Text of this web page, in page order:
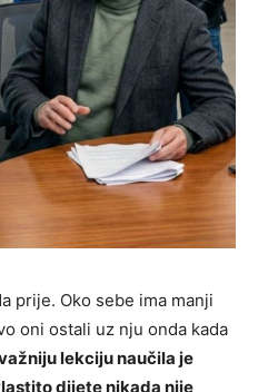
prije. Oko sebe ima manji
oni ostali uz nju onda kada
lekciju naučila je
dijete nikada nije